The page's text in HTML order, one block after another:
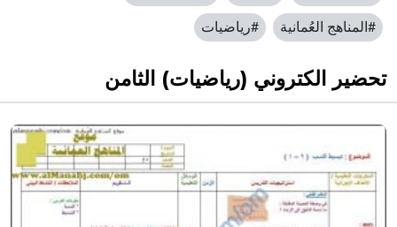
#المناهج العُمانية #رياضيات
تحضير الكتروني (رياضيات) الثامن